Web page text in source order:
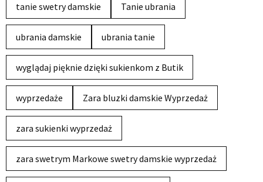
tanie swetry damskie Tanie ubrania
ubrania damskie ubrania tanie
wyglądaj pięknie dzięki sukienkom z Butik
wyprzedaże Zara bluzki damskie Wyprzedaż
zara sukienki wyprzedaż
zara swetrym Markowe swetry damskie wyprzedaż